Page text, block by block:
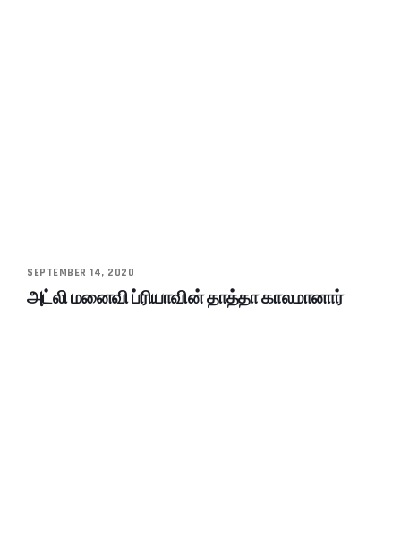
SEPTEMBER 14, 2020
அட்லி மனைவி ப்ரியாவின் தாத்தா காலமானார்